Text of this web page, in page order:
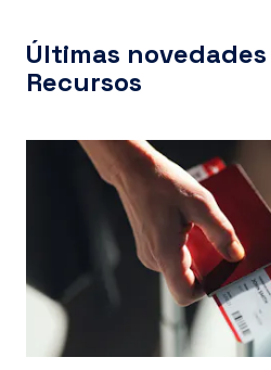
Últimas
Recursos